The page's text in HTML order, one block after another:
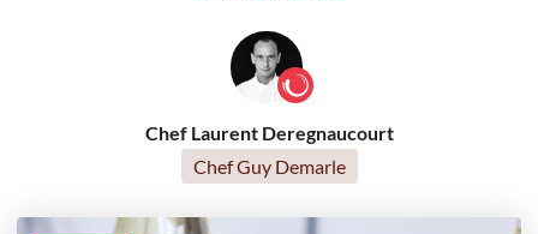
Chef Laurent Deregnaucourt
Chef Guy Demarle